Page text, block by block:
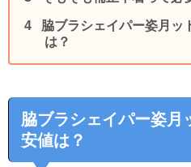
脇ブラシェイパー姿月ッ
は？
脇ブラシェイパー姿月
安値は？